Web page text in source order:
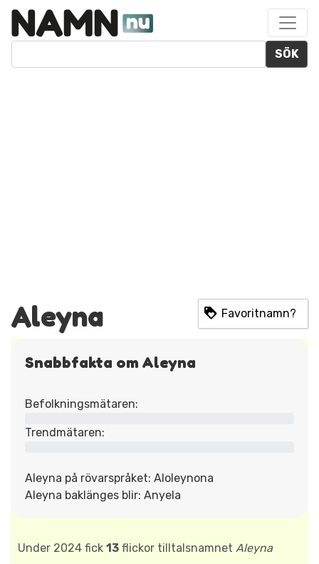
SÖK
Aleyna Favoritnamn?
Snabbfakta om Aleyna
Befolkningsmätaren:
Trendmätaren:
Aleyna på rövarspråket: Aloleynona
Aleyna baklänges blir: Anyela
Under 2024 fick 13 flickor tilltalsnamnet Aleyna